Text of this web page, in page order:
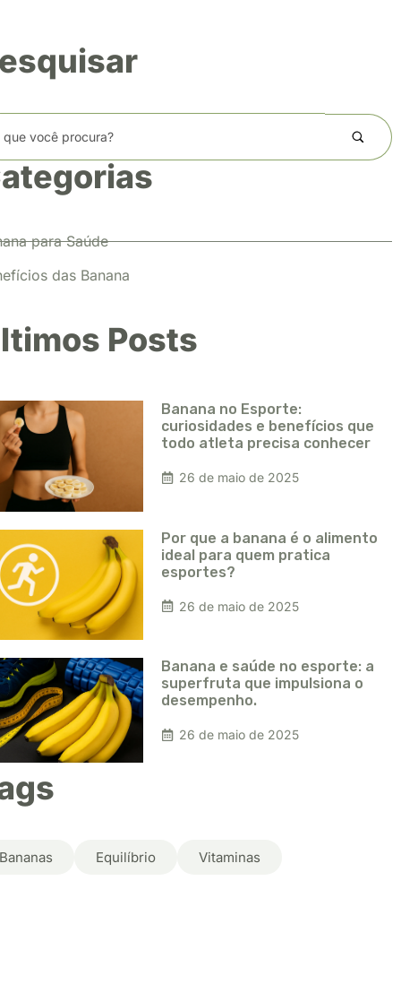
para Saúde
das Banana
Posts
Banana no Esporte:
curiosidades e benefícios que
todo atleta precisa conhecer
26 de maio de 2025
Por que a banana é o alimento
ideal para quem pratica
esportes?
26 de maio de 2025
Banana e saúde no esporte: a
superfruta que impulsiona o
desempenho.
26 de maio de 2025
Equilíbrio Vitaminas